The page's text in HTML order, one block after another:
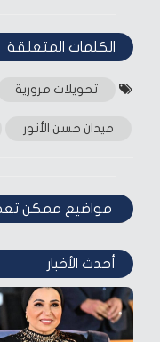
الكلمات المتعلقة‎
تحويلات مرورية
ميدان حسن الأنور
مواضيع ممكن
أحدث الأخبار